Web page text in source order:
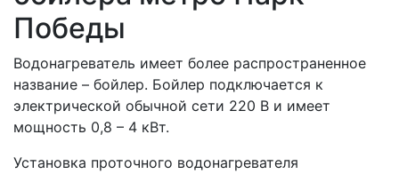
Победы
Водонагреватель имеет более распространенное
название – бойлер. Бойлер подключается к
электрической обычной сети 220 В и имеет
мощность 0,8 – 4 кВт.
Установка проточного водонагревателя